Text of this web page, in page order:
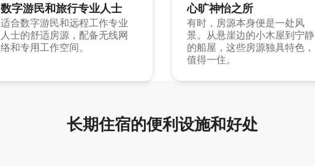
数字游民和旅行专业人士
适合数字游民和远程工作专业
人士的舒适房源，配备无线网
络和专用工作空间。
心旷神怡之所
有时，房源本身便是一处风
景。从悬崖边的小木屋到宁静
的船屋，这些房源独具特色，
值得一住。
长期住宿的便利设施和好处